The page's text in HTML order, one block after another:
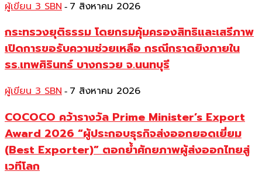
ผู้เขียน 3 SBN - 7 สิงหาคม 2026
กระทรวงยุติธรรม โดยกรมคุ้มครองสิทธิและเสรีภาพ
เปิดการขอรับความช่วยเหลือ กรณีกราดยิงภายใน
รร.เทพศิรินทร์ บางกรวย จ.นนทบุรี
ผู้เขียน 3 SBN - 7 สิงหาคม 2026
COCOCO คว้ารางวัล Prime Minister’s Export
Award 2026 “ผู้ประกอบธุรกิจส่งออกยอดเยี่ยม
(Best Exporter)” ตอกย้ำศักยภาพผู้ส่งออกไทยสู่
เวทีโลก